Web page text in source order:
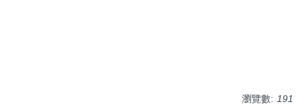
瀏覽數: 191